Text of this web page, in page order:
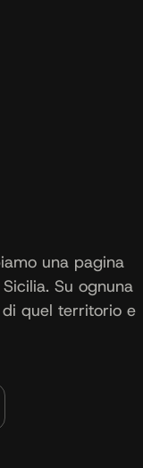
una pagina
Su ognuna
quel territorio e